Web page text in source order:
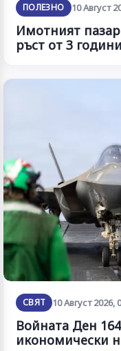
ПОЛЕЗНО 10 Август
Имотният
ръст от 3 години
СВЯТ 10 Август 2026,
Войната Ден
икономически